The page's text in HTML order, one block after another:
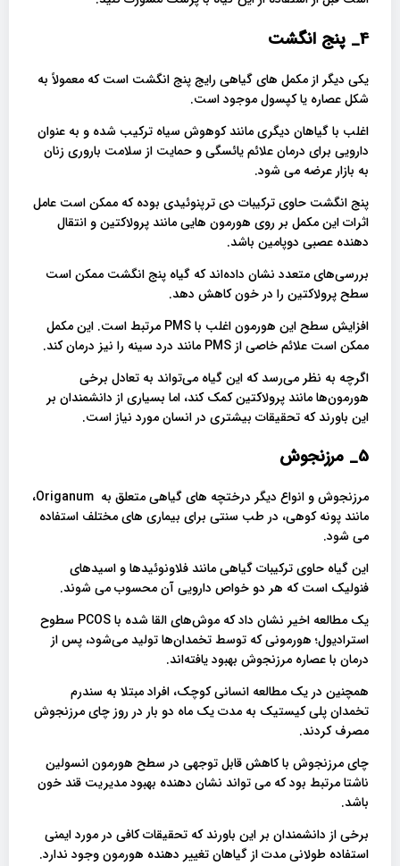
4_ پنج انگشت
یکی دیگر از مکمل های گیاهی رایج پنج انگشت است که معمولاً به
شکل عصاره یا کپسول موجود است.
اغلب با گیاهان دیگری مانند کوهوش سیاه ترکیب شده و به عنوان
دارویی برای درمان علائم یائسگی و حمایت از سلامت باروری زنان
به بازار عرضه می شود.
پنج انگشت حاوی ترکیبات دی ترپنوئیدی بوده که ممکن است عامل
اثرات این مکمل بر روی هورمون هایی مانند پرولاکتین و انتقال
دهنده عصبی دوپامین باشد.
بررسی‌های متعدد نشان داده‌اند که گیاه پنج انگشت ممکن است
سطح پرولاکتین را در خون کاهش دهد.
افزایش سطح این هورمون اغلب با PMS مرتبط است. این مکمل
ممکن است علائم خاصی از PMS مانند درد سینه را نیز درمان کند.
اگرچه به نظر می‌رسد که این گیاه می‌تواند به تعادل برخی
هورمون‌ها مانند پرولاکتین کمک کند، اما بسیاری از دانشمندان بر
این باورند که تحقیقات بیشتری در انسان مورد نیاز است.
5_ مرزنجوش
مرزنجوش و انواع دیگر درختچه های گیاهی متعلق به Origanum،
مانند پونه کوهی، در طب سنتی برای بیماری های مختلف استفاده
می شود.
این گیاه حاوی ترکیبات گیاهی مانند فلاونوئیدها و اسیدهای
فنولیک است که هر دو خواص دارویی آن محسوب می شوند.
یک مطالعه اخیر نشان داد که موش‌های القا شده با PCOS سطوح
استرادیول؛ هورمونی که توسط تخمدان‌ها تولید می‌شود، پس از
درمان با عصاره مرزنجوش بهبود یافته‌اند.
همچنین در یک مطالعه انسانی کوچک، افراد مبتلا به سندرم
تخمدان پلی کیستیک به مدت یک ماه دو بار در روز چای مرزنجوش
مصرف کردند.
چای مرزنجوش با کاهش قابل توجهی در سطح هورمون انسولین
ناشتا مرتبط بود که می تواند نشان دهنده بهبود مدیریت قند خون
باشد.
برخی از دانشمندان بر این باورند که تحقیقات کافی در مورد ایمنی
استفاده طولانی مدت از گیاهان تغییر دهنده هورمون وجود ندارد.